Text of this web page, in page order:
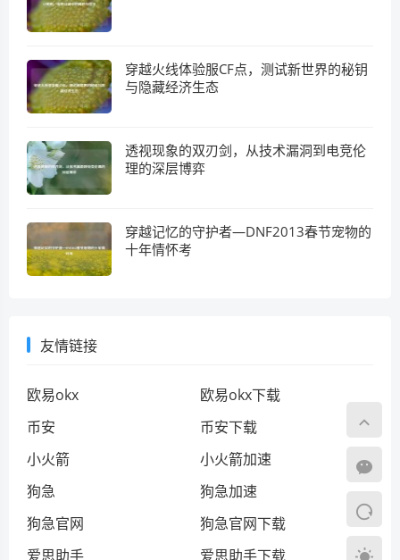
穿越火线体验服CF点，测试新世界的秘钥
与隐藏经济生态
透视现象的双刃剑，从技术漏洞到电竞伦
理的深层博弈
穿越记忆的守护者—DNF2013春节宠物的
十年情怀考
友情链接
欧易okx
欧易okx下载
币安
币安下载
小火箭
小火箭加速
狗急
狗急加速
狗急官网
狗急官网下载
爱思助手
爱思助手下载